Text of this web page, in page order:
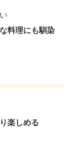
料理にも馴染
楽しめる